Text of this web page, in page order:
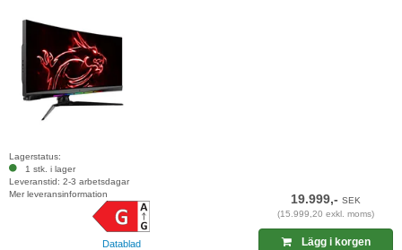
Lagerstatus:
1 stk. i lager
Leveranstid: 2-3 arbetsdagar
Mer leveransinformation
Datablad
19.999,-SEK
(15.999,20 exkl. moms)
Lägg i korgen